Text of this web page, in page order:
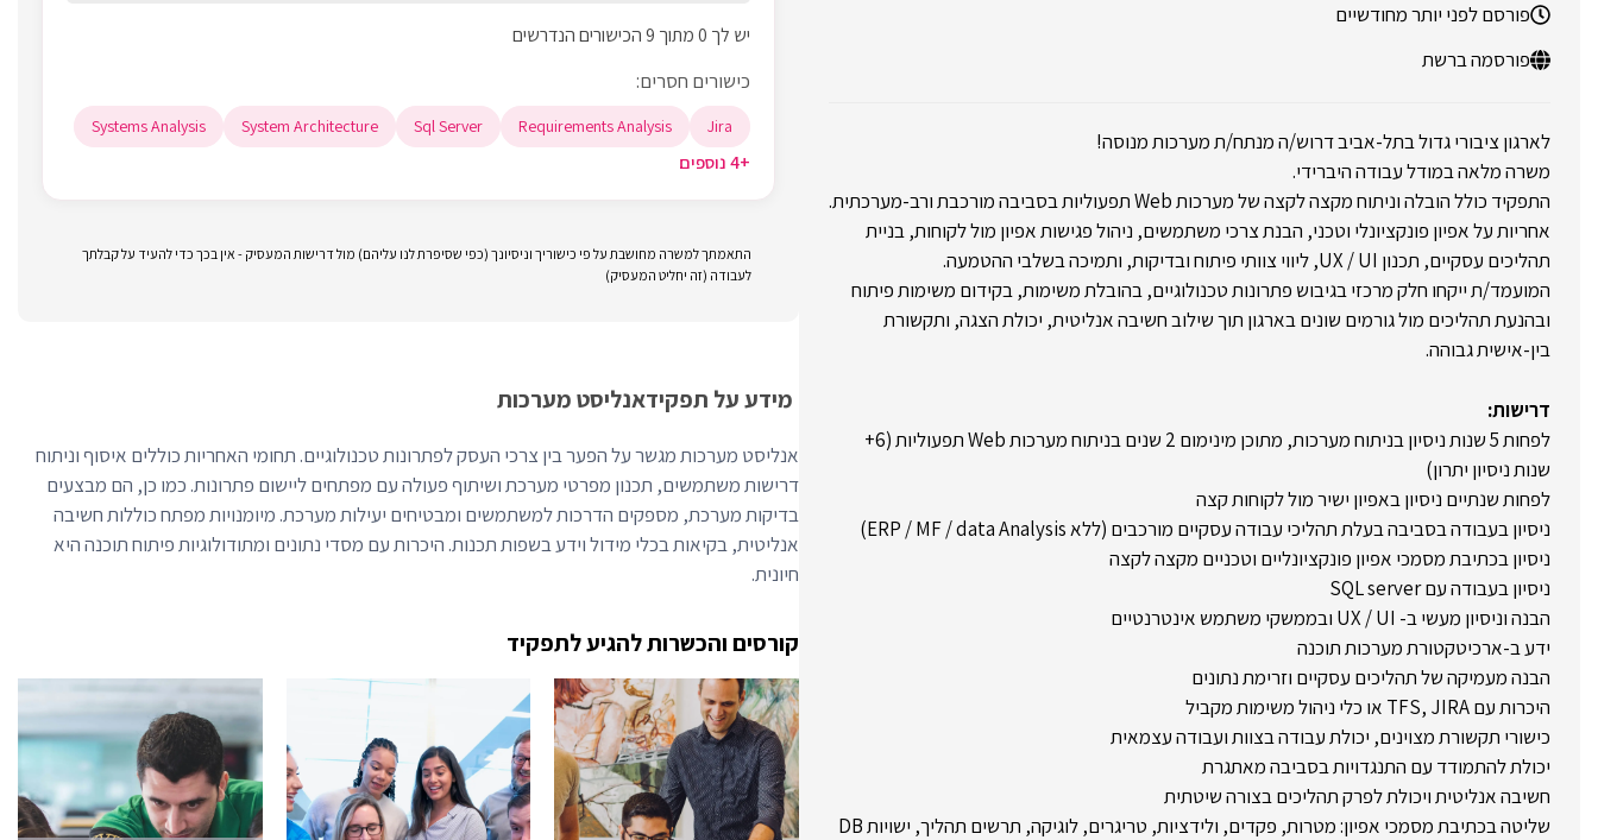
פורסם לפני יותר מחודשיים
פורסמה ברשת
לארגון ציבורי גדול בתל-אביב דרוש/ה מנתח/ת מערכות מנוסה!
משרה מלאה במודל עבודה היברידי.
התפקיד כולל הובלה וניתוח מקצה לקצה של מערכות Web תפעוליות בסביבה מורכבת ורב-מערכתית.
אחריות על אפיון פונקציונלי וטכני, הבנת צרכי משתמשים, ניהול פגישות אפיון מול לקוחות, בניית
תהליכים עסקיים, תכנון UX / UI, ליווי צוותי פיתוח ובדיקות, ותמיכה בשלבי ההטמעה.
המועמד/ת ייקחו חלק מרכזי בגיבוש פתרונות טכנולוגיים, בהובלת משימות, בקידום משימות פיתוח
ובהנעת תהליכים מול גורמים שונים בארגון תוך שילוב חשיבה אנליטית, יכולת הצגה, ותקשורת
בין-אישית גבוהה.
דרישות:
לפחות 5 שנות ניסיון בניתוח מערכות, מתוכן מינימום 2 שנים בניתוח מערכות Web תפעוליות (6+
שנות ניסיון יתרון)
לפחות שנתיים ניסיון באפיון ישיר מול לקוחות קצה
ניסיון בעבודה בסביבה בעלת תהליכי עבודה עסקיים מורכבים (ללא ERP / MF / data Analysis)
ניסיון בכתיבת מסמכי אפיון פונקציונליים וטכניים מקצה לקצה
ניסיון בעבודה עם SQL server
הבנה וניסיון מעשי ב- UX / UI ובממשקי משתמש אינטרנטיים
ידע ב-ארכיטקטורת מערכות תוכנה
הבנה מעמיקה של תהליכים עסקיים וזרימת נתונים
היכרות עם TFS, JIRA או כלי ניהול משימות מקביל
כישורי תקשורת מצוינים, יכולת עבודה בצוות ועבודה עצמאית
יכולת להתמודד עם התנגדויות בסביבה מאתגרת
חשיבה אנליטית ויכולת לפרק תהליכים בצורה שיטתית
שליטה בכתיבת מסמכי אפיון: מטרות, פקדים, ולידציות, טריגרים, לוגיקה, תרשים תהליך, ישויות DB
יש לך 0 מתוך 9 הכישורים הנדרשים
כישורים חסרים:
Jira
Requirements Analysis
Sql Server
System Architecture
Systems Analysis
+4 נוספים
התאמתך למשרה מחושבת על פי כישוריך וניסיונך (כפי שסיפרת לנו עליהם) מול דרישות המעסיק - אין בכך כדי להעיד על קבלתך
לעבודה (זה יחליט המעסיק)
מידע על תפקידאנליסט מערכות
אנליסט מערכות מגשר על הפער בין צרכי העסק לפתרונות טכנולוגיים. תחומי האחריות כוללים איסוף וניתוח
דרישות משתמשים, תכנון מפרטי מערכת ושיתוף פעולה עם מפתחים ליישום פתרונות. כמו כן, הם מבצעים
בדיקות מערכת, מספקים הדרכות למשתמשים ומבטיחים יעילות מערכת. מיומנויות מפתח כוללות חשיבה
אנליטית, בקיאות בכלי מידול וידע בשפות תכנות. היכרות עם מסדי נתונים ומתודולוגיות פיתוח תוכנה היא
חיונית.
קורסים והכשרות להגיע לתפקיד